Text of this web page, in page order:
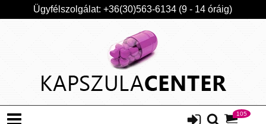
Ügyfélszolgálat: +36(30)563-6134 (9 - 14 óráig)
105